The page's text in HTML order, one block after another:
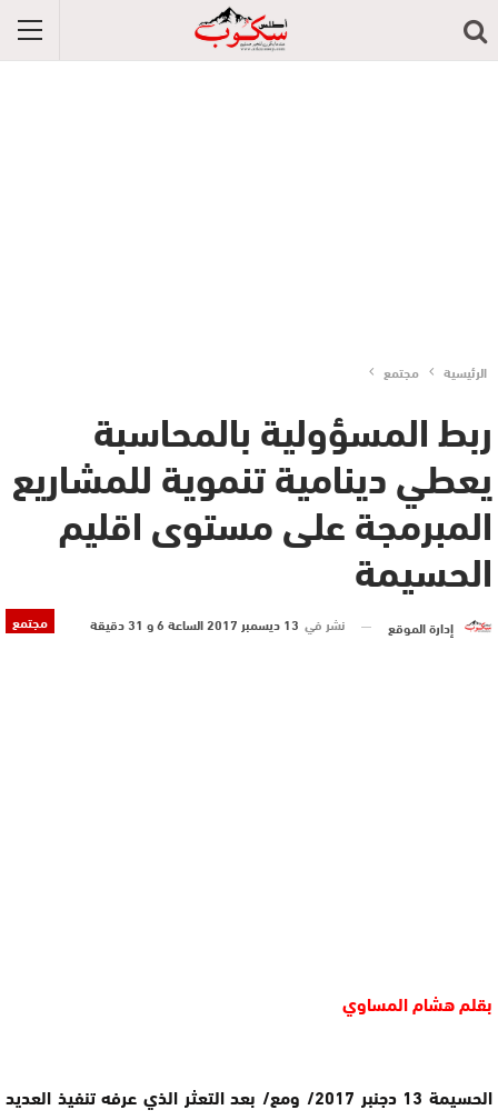
الرئيسية مجتمع
ربط المسؤولية بالمحاسبة
يعطي دينامية تنموية للمشاريع
المبرمجة على مستوى اقليم
الحسيمة
مجتمع إدارة الموقع نشر في 13 ديسمبر 2017 الساعة 6 و 31 دقيقة
بقلم هشام المساوي
الحسيمة 13 دجنبر 2017/ ومع/ بعد التعثر الذي عرفه تنفيذ العديد